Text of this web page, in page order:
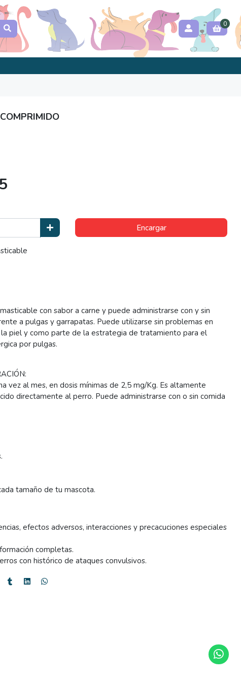
0
Encargar
con sabor a carne y puede administrarse con y sin
a pulgas y garrapatas. Puede utilizarse sin problemas en
piel y como parte de la estrategia de tratamiento para el
por pulgas.
vez al mes, en dosis mínimas de 2,5 mg/Kg. Es altamente
directamente al perro. Puede administrarse con o sin comida
tamaño de tu mascota.
efectos adversos, interacciones y precacuciones especiales
completas.
con histórico de ataques convulsivos.